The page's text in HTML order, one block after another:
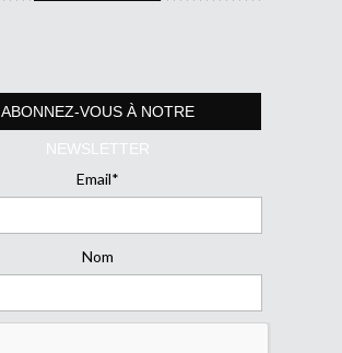
ABONNEZ-VOUS À NOTRE
NEWSLETTER
Email*
Nom